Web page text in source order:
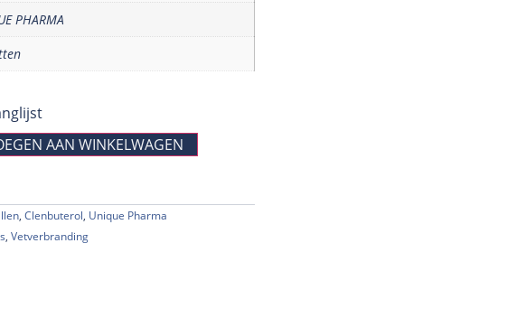
PHARMA
AAN WINKELWAGEN
, Clenbuterol, Unique Pharma
, Vetverbranding